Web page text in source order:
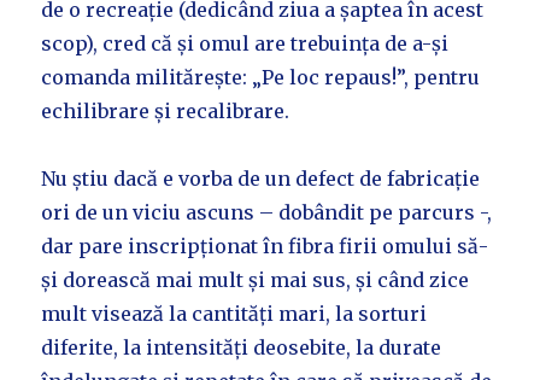
de o recreație (dedicând ziua a șaptea în acest
scop), cred că și omul are trebuința de a-și
comanda militărește: „Pe loc repaus!”, pentru
echilibrare și recalibrare.
Nu știu dacă e vorba de un defect de fabricație
ori de un viciu ascuns – dobândit pe parcurs -,
dar pare inscripționat în fibra firii omului să-
și dorească mai mult și mai sus, și când zice
mult visează la cantități mari, la sorturi
diferite, la intensități deosebite, la durate